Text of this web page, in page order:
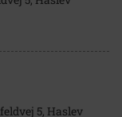
5, Haslev